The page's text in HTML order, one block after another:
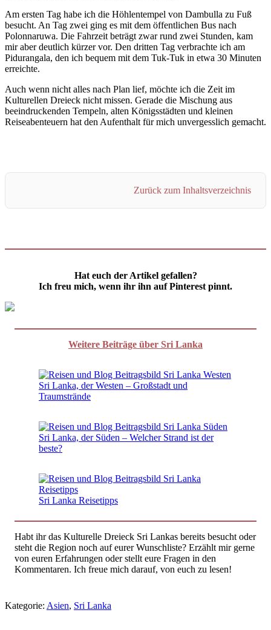
Am ersten Tag habe ich die Höhlentempel von Dambulla zu Fuß
besucht. An Tag zwei ging es mit dem öffentlichen Bus nach
Polonnaruwa. Die Fahrzeit beträgt zwar rund zwei Stunden, kam
mir aber deutlich kürzer vor. Den dritten Tag verbrachte ich am
Pidurangala, den ich bequem mit dem Tuk-Tuk in etwa 30 Minuten
erreichte.
Auch wenn nicht alles nach Plan lief, möchte ich die Zeit im
Kulturellen Dreieck nicht missen. Gerade die Mischung aus
beeindruckenden Tempeln, alten Königsstädten und kleinen
Reiseabenteuern hat den Aufenthalt für mich unvergesslich gemacht.
Zurück zum Inhaltsverzeichnis
Hat euch der Artikel gefallen?
Ich freu mich, wenn ihr ihn auf Pinterest pinnt.
Weitere Beiträge über Sri Lanka
Sri Lanka, der Westen – Großstadt und
Traumstrände
Sri Lanka, der Süden – Welcher Strand ist der
beste?
Sri Lanka Reisetipps
Habt ihr das Kulturelle Dreieck Sri Lankas bereits besucht oder
steht die Region noch auf eurer Wunschliste? Erzählt mir gerne
von euren Erfahrungen oder stellt eure Fragen in den
Kommentaren. Ich freue mich darauf, von euch zu lesen!
Kategorie: Asien, Sri Lanka